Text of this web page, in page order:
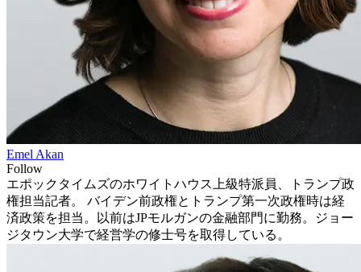
Emel Akan
Follow
エポックタイムズのホワイトハウス上級特派員、トランプ政
権担当記者。 バイデン前政権とトランプ第一次政権時は経
済政策を担当。以前はJPモルガンの金融部門に勤務。ジョー
ジタウン大学で経営学の修士号を取得している。